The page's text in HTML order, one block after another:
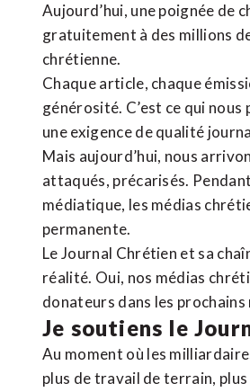
Aujourd’hui, une poignée de
gratuitement à des millions
chrétienne.
Chaque article, chaque
générosité. C’est ce qui
une exigence de qualité
Mais aujourd’hui, nous
attaqués, précarisés.
médiatique, les médias
permanente.
Le Journal Chrétien et sa
réalité. Oui, nos médias
donateurs dans les prochains
Je soutiens le
Au moment où les
plus de travail de terrain,